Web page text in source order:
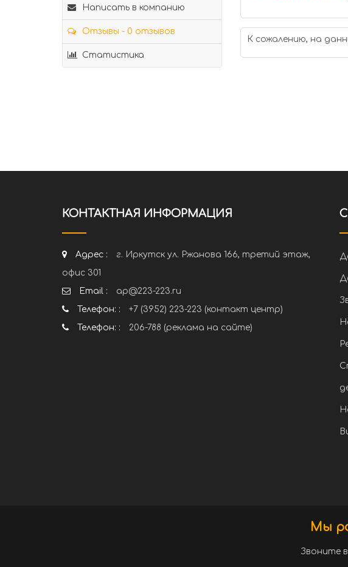
Написать в компанию
Отзывы - 0 отзывов
Статистика
К сожалению, на
КОНТАКТНАЯ ИНФОРМАЦИЯ
Адрес :
г. Иркутск ул. Ржанова 166, третий этаж,
офис 301
Email :
ap@223-223.ru
Телефон: :
+7 (3952) 223-223 (контакт центр)
Телефон: :
206-788 (реклама на сайте)
Мы
Звоните